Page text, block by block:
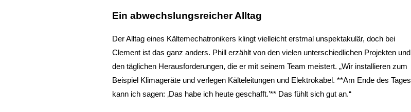
Ein abwechslungsreicher Alltag
Der Alltag eines Kältemechatronikers klingt vielleicht erstmal unspektakulär, doch bei
Clement ist das ganz anders. Phill erzählt von den vielen unterschiedlichen Projekten und
den täglichen Herausforderungen, die er mit seinem Team meistert. „Wir installieren zum
Beispiel Klimageräte und verlegen Kälteleitungen und Elektrokabel. **Am Ende des Tages
kann ich sagen: ‚Das habe ich heute geschafft.’** Das fühlt sich gut an.“